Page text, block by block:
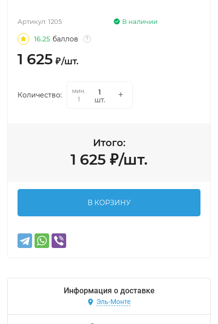
В наличии
Артикул: 1205
16.25 баллов ?
1 625 ₽/шт.
Количество:
мин.
1
шт.
Итого:
1 625 ₽/шт.
В КОРЗИНУ
Информация о доставке
Эль-Монте